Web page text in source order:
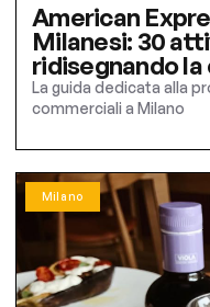
American
Milanesi: 30
ridisegnando
La guida dedicata alla
commerciali a Milano
Milano